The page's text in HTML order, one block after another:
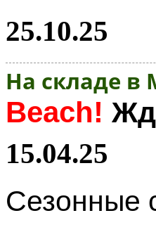
25.10.25
На складе в
Beach!
15.04.25
Сезонные